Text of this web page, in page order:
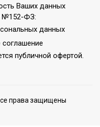
Ваших данных
№152-ФЗ:
данных
публичной офертой.
права защищены